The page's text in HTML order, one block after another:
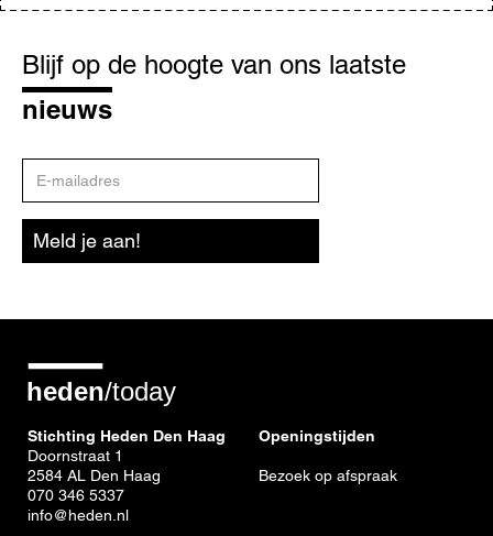
op
de
hoogte
Blijf op de hoogte van ons laatste
nieuws
mailadres
Meld je aan!
Stichting Heden Den Haag
Doornstraat 1
2584 AL Den Haag
070 346 5337
info@heden.nl
Openingstijden
Bezoek op afspraak